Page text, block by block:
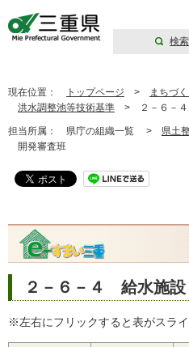
検索
現在位置： トップページ > まちづく
洪水調整池等技術基準 > ２－６－
担当所属： 県庁の組織一覧 > 県土
開発審査班
２－６－４ 給水施設
※左右にフリックすると表がスライ